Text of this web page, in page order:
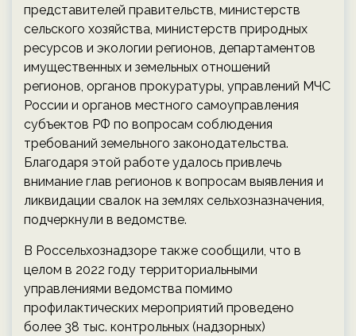
представителей правительств, министерств
сельского хозяйства, министерств природных
ресурсов и экологии регионов, департаментов
имущественных и земельных отношений
регионов, органов прокуратуры, управлений МЧС
России и органов местного самоуправления
субъектов РФ по вопросам соблюдения
требований земельного законодательства.
Благодаря этой работе удалось привлечь
внимание глав регионов к вопросам выявления и
ликвидации свалок на землях сельхозназначения,
подчеркнули в ведомстве.
В Россельхознадзоре также сообщили, что в
целом в 2022 году территориальными
управлениями ведомства помимо
профилактических мероприятий проведено
более 38 тыс. контрольных (надзорных)